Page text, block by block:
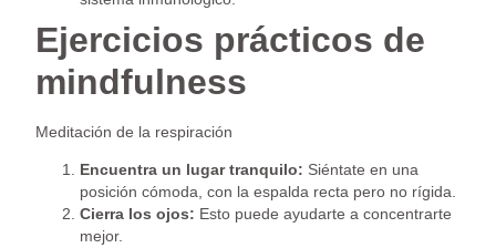
Ejercicios prácticos de
mindfulness
Meditación de la respiración
Encuentra un lugar tranquilo: Siéntate en una
posición cómoda, con la espalda recta pero no rígida.
Cierra los ojos: Esto puede ayudarte a concentrarte
mejor.